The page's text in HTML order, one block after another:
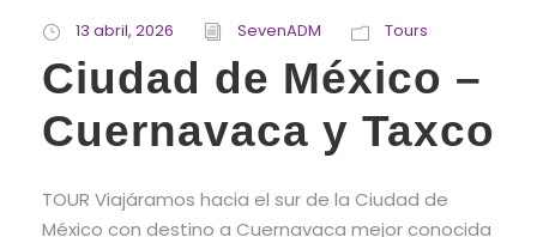
13 abril, 2026 SevenADM Tours
Ciudad de México –
Cuernavaca y Taxco
TOUR Viajáramos hacia el sur de la Ciudad de
México con destino a Cuernavaca mejor conocida